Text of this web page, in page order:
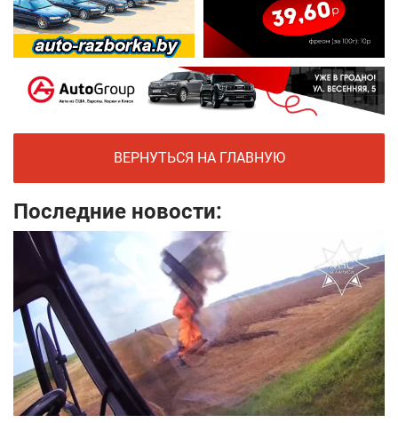
ВЕРНУТЬСЯ НА ГЛАВНУЮ
Последние новости: